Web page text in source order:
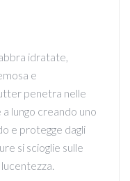
idratate,
e
penetra nelle
lungo creando uno
e protegge dagli
si scioglie sulle